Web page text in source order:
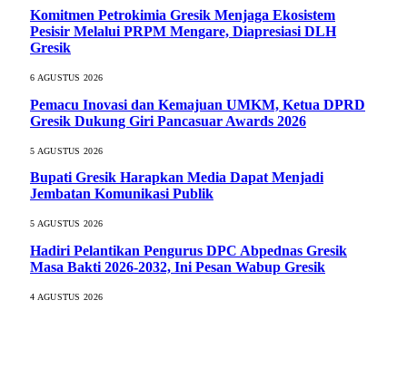
Komitmen Petrokimia Gresik Menjaga Ekosistem
Pesisir Melalui PRPM Mengare, Diapresiasi DLH
Gresik
6 AGUSTUS 2026
Pemacu Inovasi dan Kemajuan UMKM, Ketua DPRD
Gresik Dukung Giri Pancasuar Awards 2026
5 AGUSTUS 2026
Bupati Gresik Harapkan Media Dapat Menjadi
Jembatan Komunikasi Publik
5 AGUSTUS 2026
Hadiri Pelantikan Pengurus DPC Abpednas Gresik
Masa Bakti 2026-2032, Ini Pesan Wabup Gresik
4 AGUSTUS 2026